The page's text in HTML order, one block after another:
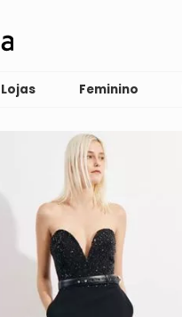
Lojas Feminino